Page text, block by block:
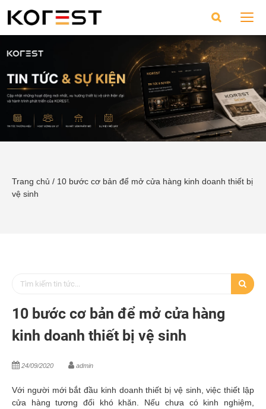
Trang chủ / 10 bước cơ bản để mở cửa hàng kinh doanh thiết bị
vệ sinh
10 bước cơ bản để mở cửa hàng
kinh doanh thiết bị vệ sinh
24/09/2020 admin
Với người mới bắt đầu kinh doanh thiết bị vệ sinh, việc thiết lập
cửa hàng tương đối khó khăn. Nếu chưa có kinh nghiệm,